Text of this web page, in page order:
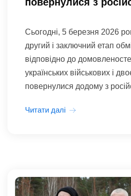
Сьогодні, 5 березня 2026
другий і заключний етап
відповідно до
українських військових і
повернулися додому з
Читати далі